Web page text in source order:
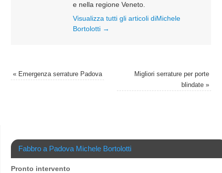
e nella regione Veneto.
Visualizza tutti gli articoli diMichele
Bortolotti →
«Emergenza serrature Padova
Migliori serrature per porte
blindate»
Fabbro a Padova Michele Bortolotti
Pronto intervento